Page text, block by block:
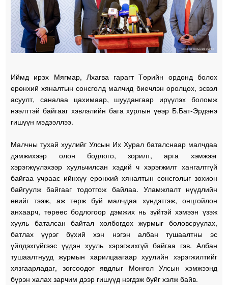
Иймд ирэх Мягмар, Лхагва гарагт Төрийн ордонд болох
ерөнхий хяналтын сонсголд малчид биечлэн оролцох, эсвэл
асуулт, саналаа цахимаар, шуудангаар ирүүлэх боломж
нээлттэй байгааг хэвлэлийн бага хурлын үеэр Б.Бат-Эрдэнэ
гишүүн мэдээллээ.
Малчны тухай хуулийг Улсын Их Хурал баталснаар малчдаа
дэмжихээр олон бодлого, зорилт, арга хэмжээг
хэрэгжүүлэхээр хуульчилсан хэдий ч хэрэгжилт хангалтгүй
байгаа учраас ийнхүү ерөнхий хяналтын сонсголыг зохион
байгуулж байгааг тодотгож байлаа. Уламжлалт нүүдлийн
өвийг тээж, аж төрж буй малчдаа хүндэтгэж, онцгойлон
анхаарч, төрөөс бодлогоор дэмжих нь зүйтэй хэмээн үзэж
хууль баталсан байтал холбогдох журмыг боловсруулах,
батлах үүрэг бүхий хэн нэгэн албан тушаалтны эс
үйлдэхгүйгээс үүдэн хууль хэрэгжихгүй байгаа гэв. Албан
тушаалтнууд журмын харилцаагаар хуулийн хэрэгжилтийг
хязгаарладаг, зогсоодог явдлыг Монгол Улсын хэмжээнд
бүрэн халах зарчим дээр гишүүд нэгдэж буйг хэлж байв.